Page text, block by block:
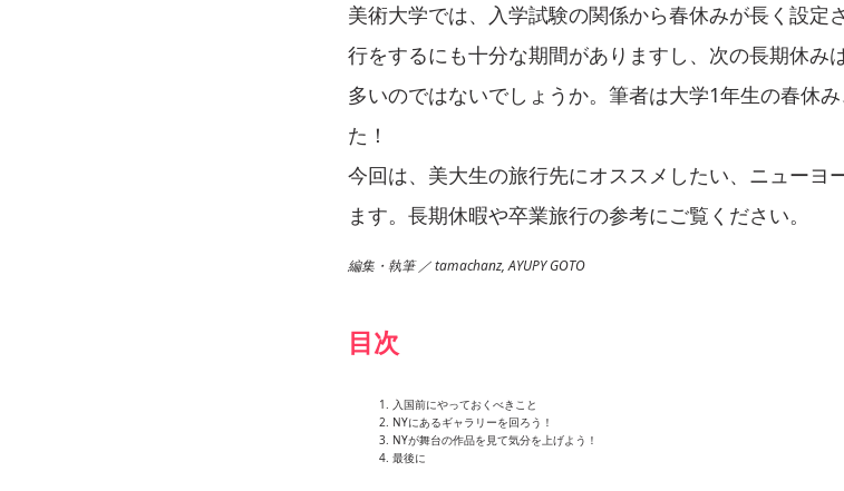
美術大学では、入学試験の関係から春休みが長く設定
行をするにも十分な期間がありますし、次の長期休み
多いのではないでしょうか。筆者は大学1年生の春休
た！
今回は、美大生の旅行先にオススメしたい、ニューヨ
ます。長期休暇や卒業旅行の参考にご覧ください。
編集・執筆 ／ tamachanz, AYUPY GOTO
目次
入国前にやっておくべきこと
NYにあるギャラリーを回ろう！
NYが舞台の作品を見て気分を上げよう！
最後に